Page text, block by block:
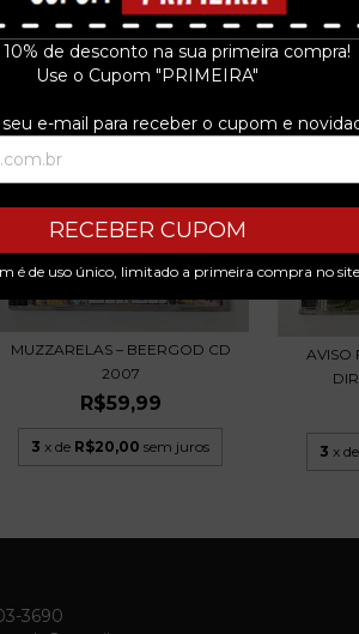
10% de desconto na sua primeira compra!
Use o Cupom "PRIMEIRA"
e-mail para receber o cupom e
RECEBER CUPOM
é de uso único, limitado a primeira compra no site.
3 x deR$13,33 sem juros
3 x de
MUZZARELAS – BEERGOD CD
2007
R$59,99
3 x de R$20,00 sem juros
AVISO
3 x de
3690